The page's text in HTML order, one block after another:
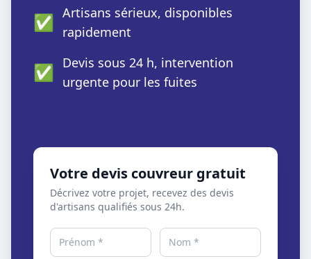
✅ Artisans sérieux, disponibles
rapidement
✅ Devis sous 24 h, intervention
urgente pour les fuites
Votre devis couvreur gratuit
Décrivez votre projet, recevez des devis
d'artisans qualifiés sous 24h.